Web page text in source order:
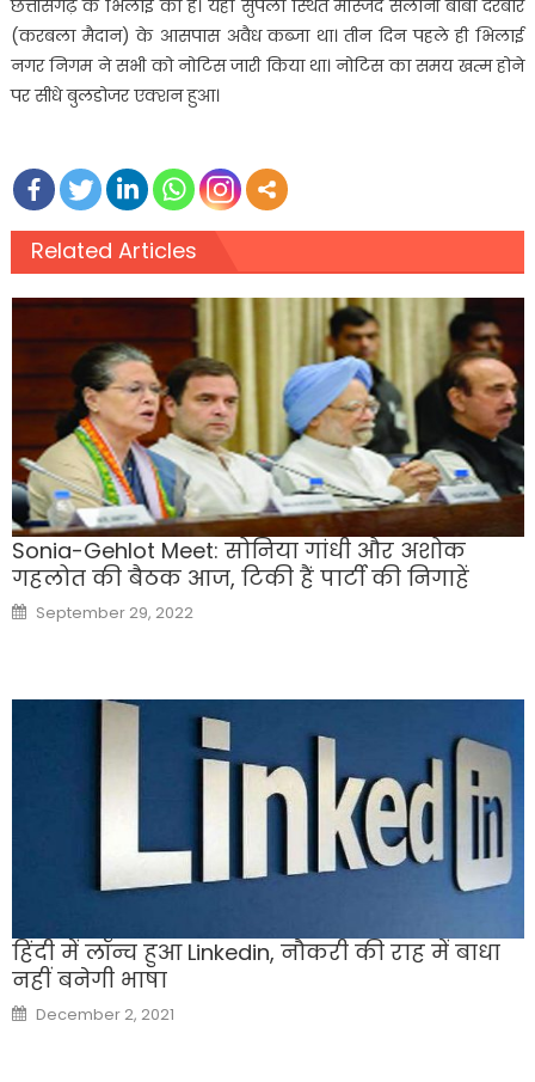
छत्तीसगढ़ के भिलाई का है। यहां सुपेला स्थित मस्जिद सैलानी बाबा दरबार
(करबला मैदान) के आसपास अवैध कब्जा था। तीन दिन पहले ही भिलाई
नगर निगम ने सभी को नोटिस जारी किया था। नोटिस का समय खत्म होने
पर सीधे बुलडोजर एक्शन हुआ।
Related Articles
Sonia-Gehlot Meet: सोनिया गांधी और अशोक
गहलोत की बैठक आज, टिकी हैं पार्टी की निगाहें
Posted
on
September 29, 2022
हिंदी में लॉन्च हुआ Linkedin, नौकरी की राह में बाधा
नहीं बनेगी भाषा
Posted
on
December 2, 2021